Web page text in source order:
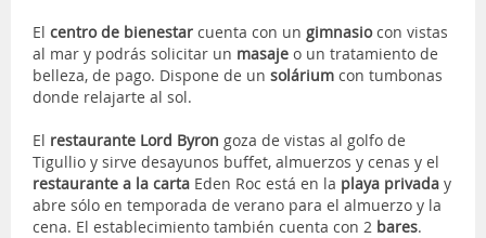
El centro de bienestar cuenta con un gimnasiocon vistas
al mar y podrás solicitar un masaje o un tratamiento de
belleza, de pago. Dispone de un solárium con tumbonas
donde relajarte al sol.
El restaurante Lord Byron goza de vistas al golfo de
Tigullio y sirve desayunos buffet, almuerzos y cenas y el
restaurante a la carta Eden Roc está en la playa privada y
abre sólo en temporada de verano para el almuerzo y la
cena. El establecimiento también cuenta con 2 bares.